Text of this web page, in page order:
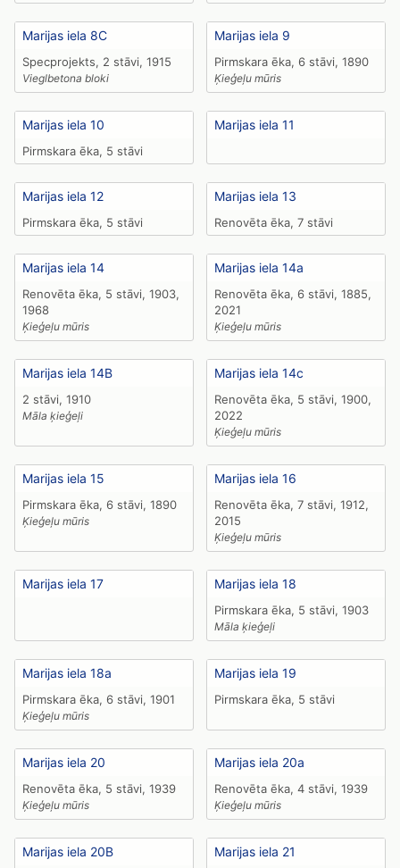
Marijas iela 8C
Specprojekts, 2 stāvi, 1915
Vieglbetona bloki
Marijas iela 9
Pirmskara ēka, 6 stāvi, 1890
Ķieģeļu mūris
Marijas iela 10
Pirmskara ēka, 5 stāvi
Marijas iela 11
Marijas iela 12
Pirmskara ēka, 5 stāvi
Marijas iela 13
Renovēta ēka, 7 stāvi
Marijas iela 14
Renovēta ēka, 5 stāvi, 1903,
1968
Ķieģeļu mūris
Marijas iela 14a
Renovēta ēka, 6 stāvi, 1885,
2021
Ķieģeļu mūris
Marijas iela 14B
2 stāvi, 1910
Māla ķieģeļi
Marijas iela 14c
Renovēta ēka, 5 stāvi, 1900,
2022
Ķieģeļu mūris
Marijas iela 15
Pirmskara ēka, 6 stāvi, 1890
Ķieģeļu mūris
Marijas iela 16
Renovēta ēka, 7 stāvi, 1912,
2015
Ķieģeļu mūris
Marijas iela 17 Marijas iela 18
Pirmskara ēka, 5 stāvi, 1903
Māla ķieģeļi
Marijas iela 18a
Pirmskara ēka, 6 stāvi, 1901
Ķieģeļu mūris
Marijas iela 19
Pirmskara ēka, 5 stāvi
Marijas iela 20
Renovēta ēka, 5 stāvi, 1939
Ķieģeļu mūris
Marijas iela 20a
Renovēta ēka, 4 stāvi, 1939
Ķieģeļu mūris
Marijas iela 20B Marijas iela 21